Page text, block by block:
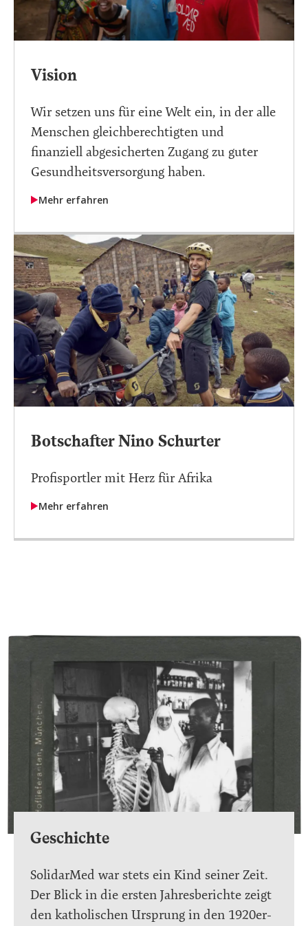
Vision
Wir setzen uns für eine Welt ein, in der alle
Menschen gleichberechtigten und
finanziell abgesicherten Zugang zu guter
Gesundheitsversorgung haben.
Mehr erfahren
Botschafter Nino Schurter
Profisportler mit Herz für Afrika
Mehr erfahren
Geschichte
SolidarMed war stets ein Kind seiner Zeit.
Der Blick in die ersten Jahresberichte zeigt
den katholischen Ursprung in den 1920er-